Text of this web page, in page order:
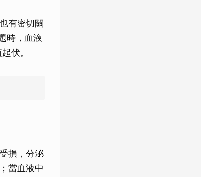
有密切關
時，血液
伏。
損，分泌
當血液中